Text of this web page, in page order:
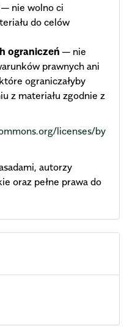
— nie wolno ci
do celów
ograniczeń — nie
prawnych ani
ograniczałyby
z materiału zgodnie z
licenses/by
autorzy
oraz pełne prawa do